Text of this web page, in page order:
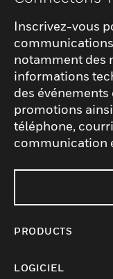
Inscrivez-vous
notamment des
informations
des événements
promotions
téléphone,
communication
PRODUCTS
LOGICIEL